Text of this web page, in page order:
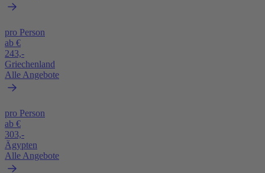
pro Person
ab €
243,-
Griechenland
Alle Angebote
pro Person
ab €
303,-
Ägypten
Alle Angebote